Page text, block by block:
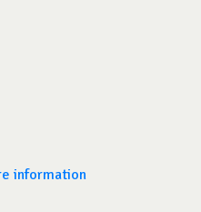
information